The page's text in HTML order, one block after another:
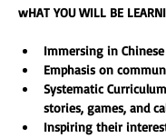
wHAT YOU WILL BE
Immersing in
Emphasis on
Systematic
stories, games, and
Inspiring their